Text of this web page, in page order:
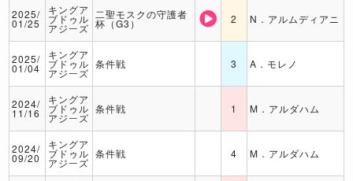
2025/
01/25
キングア
ブドゥル
アジーズ
二聖モスクの守護者
杯（G3） 2 N．アルムディアニ
2025/
01/04
キングア
ブドゥル
アジーズ
条件戦 3 A．モレノ
2024/
11/16
キングア
ブドゥル
アジーズ
条件戦 1 M．アルダハム
2024/
09/20
キングア
ブドゥル
アジーズ
条件戦 4 M．アルダハム